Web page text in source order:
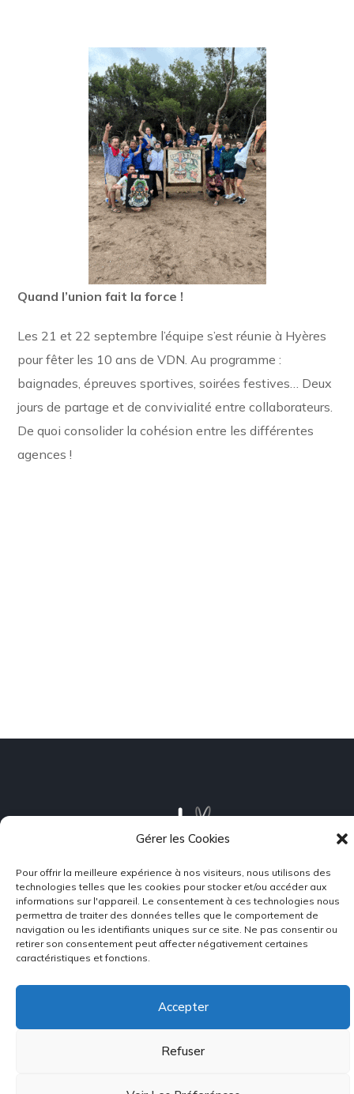
Gérer les Cookies
Pour offrir la meilleure expérience à nos visiteurs, nous utilisons des
technologies telles que les cookies pour stocker et/ou accéder aux
informations sur l'appareil. Le consentement à ces technologies nous
permettra de traiter des données telles que le comportement de
navigation ou les identifiants uniques sur ce site. Ne pas consentir ou
retirer son consentement peut affecter négativement certaines
caractéristiques et fonctions.
Accepter
Refuser
Quand l’union fait la force !
Les 21 et 22 septembre l’équipe s’est réunie à Hyères
pour fêter les 10 ans de VDN. Au programme :
baignades, épreuves sportives, soirées festives… Deux
jours de partage et de convivialité entre collaborateurs.
De quoi consolider la cohésion entre les différentes
agences !
L’énergie nous rassemble
Plan du site
Mentions légales
Confidentialité